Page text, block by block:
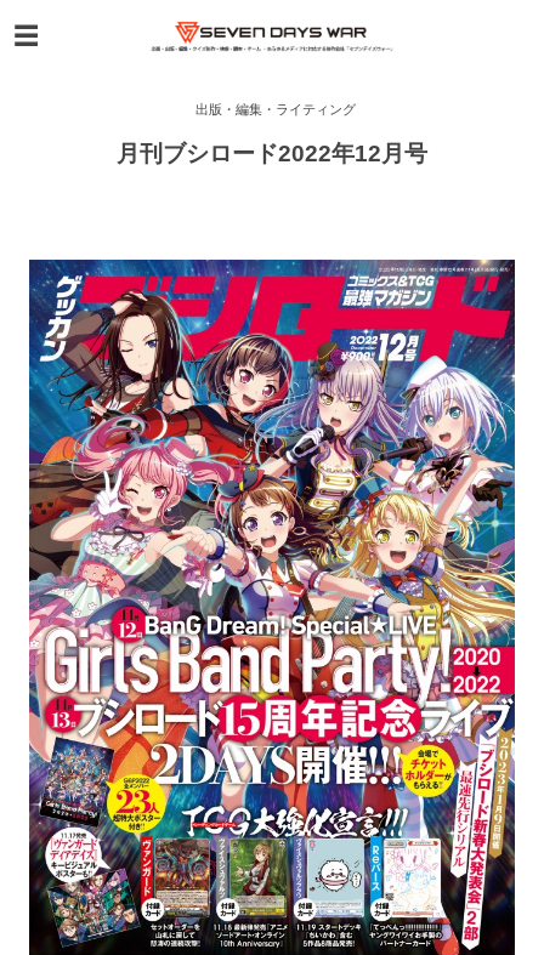
出版・編集・ライティング
月刊ブシロード2022年12月号